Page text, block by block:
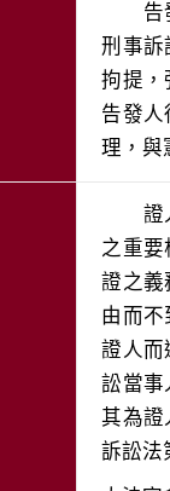
告發
刑事訴
拘提，
告發
理，與
證人
之重
證之義
由而
證人而
訟當事
其為證